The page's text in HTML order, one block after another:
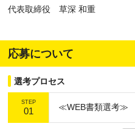
代表取締役 草深 和重
応募について
選考プロセス
STEP
01 ≪WEB書類選考≫